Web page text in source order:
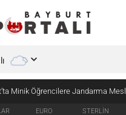
Minik Öğrencilere Jandarma
EURO STERLİN